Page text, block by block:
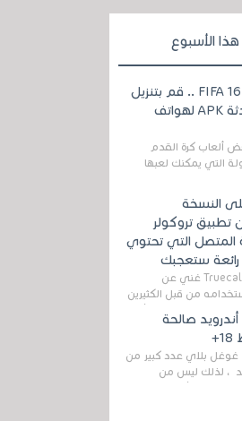
الأسبوع
FIFA 16 MOD 2026 .. قم بتنزيل
النسخة المحدثة APK لهواتف
ألعاب كرة القدم
التي يمكنك لعبها
النسخة
تروكولر
المتصل التي تحتوي
ستعجبك
أصبح تطبيق Truecaller غني عن
من قبل الكثيرين
به وذلك من أجل
الكثيرة في
صالحة
بلاي عدد كبير من
، لذلك ليس من